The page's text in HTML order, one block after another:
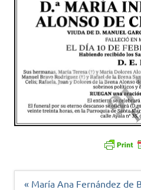
Navegación
« María Ana Fernández de